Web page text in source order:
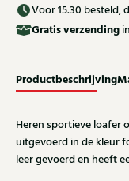
Voor 15.30 besteld,
Gratisverzending
Productbeschrijving
Heren sportieve loafer
uitgevoerd in de kleur
leer gevoerd en heeft